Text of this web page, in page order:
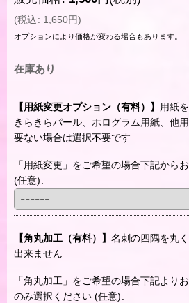
(税込: 1,650円)
オプションにより価格が変わる場合もあります。
在庫あり
【用紙変更オプション（有料）】 用紙
きらきらパール、ホログラム用紙、他
要ない場合は選択不要です
「用紙変更」をご希望の場合下記から
(任意):
【角丸加工（有料）】 名刺の四隅を丸
出来ません
「角丸加工」をご希望の場合下記より
のみ選択ください (任意):